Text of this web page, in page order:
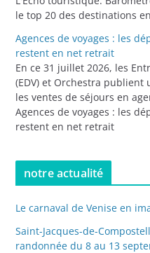
le top 20 des destinations
Agences de voyages : les
restent en net retrait
En ce 31 juillet 2026, les
(EDV) et Orchestra publient
les ventes de séjours en
Agences de voyages : les
restent en net retrait
notre actualité
Le carnaval de Venise en
Saint-Jacques-de-
randonnée du 8 au 13